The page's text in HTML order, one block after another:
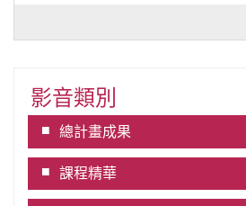
影音類別
總計畫成果
課程精華